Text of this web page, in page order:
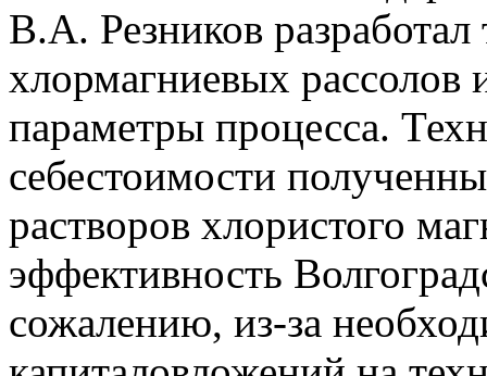
В.А. Резников
хлормагниевых рассолов
параметры процесса.
себестоимости
растворов хлористого
эффективность
сожалению, из-за